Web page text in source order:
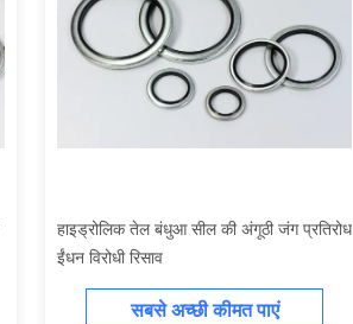
हाइड्रोलिक तेल बंधुआ सील की अंगूठी जंग प्रतिरोध
ईंधन विरोधी रिसाव
सबसे अच्छी कीमत पाएं